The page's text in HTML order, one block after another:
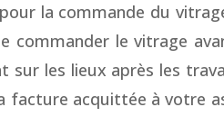
la commande du
commander le vitrage
sur les lieux après les
facture acquittée à votre